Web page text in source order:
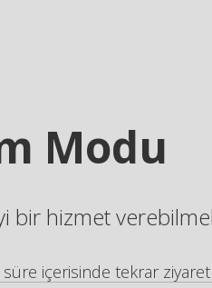
Modu
bir hizmet
süre içerisinde tekrar